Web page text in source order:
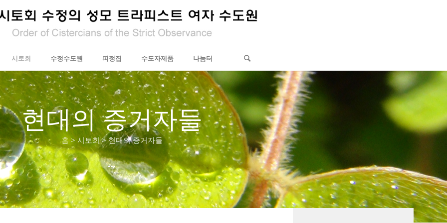
시토회 수정수도원 피정집 수도자제품 나눔터
현대의 증거자들
홈 > 시토회 > 현대의 증거자들